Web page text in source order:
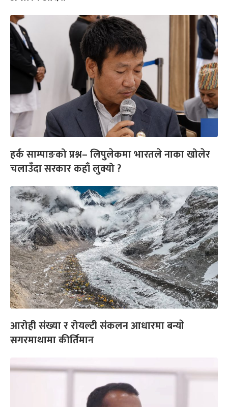
हर्क साम्पाङको प्रश्न– लिपुलेकमा भारतले नाका खोलेर
चलाउँदा सरकार कहाँ लुक्यो ?
आरोही संख्या र रोयल्टी संकलन आधारमा बन्याे
सगरमाथामा कीर्तिमान